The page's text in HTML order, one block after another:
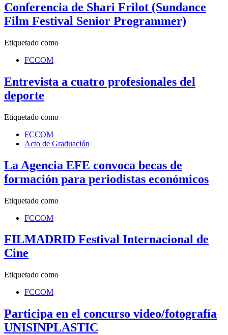
Conferencia de Shari Frilot (Sundance
Film Festival Senior Programmer)
Etiquetado como
FCCOM
Entrevista a cuatro profesionales del
deporte
Etiquetado como
FCCOM
Acto de Graduación
La Agencia EFE convoca becas de
formación para periodistas económicos
Etiquetado como
FCCOM
FILMADRID Festival Internacional de
Cine
Etiquetado como
FCCOM
Participa en el concurso video/fotografía
UNISINPLASTIC